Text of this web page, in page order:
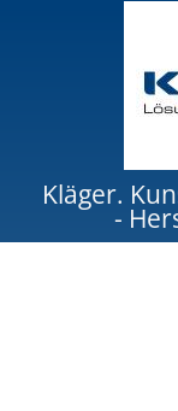
Kläger.
-